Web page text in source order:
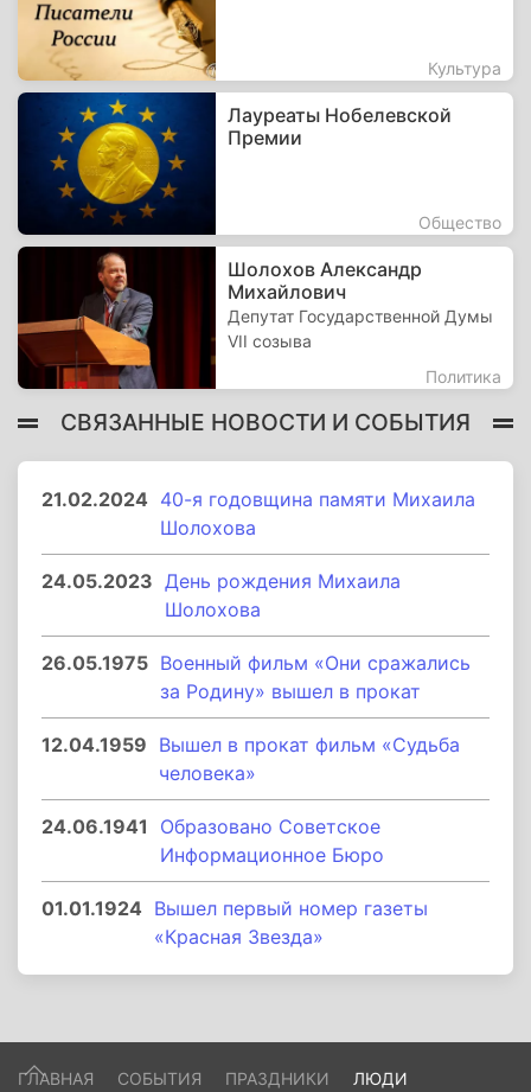
Культура
Лауреаты Нобелевской
Премии
Общество
Шолохов Александр
Михайлович
Депутат Государственной Думы
VII созыва
Политика
СВЯЗАННЫЕ НОВОСТИ И СОБЫТИЯ
21.02.2024 40-я годовщина памяти Михаила
Шолохова
24.05.2023 День рождения Михаила
Шолохова
26.05.1975 Военный фильм «Они сражались
за Родину» вышел в прокат
12.04.1959 Вышел в прокат фильм «Судьба
человека»
24.06.1941
Образовано Советское
Информационное Бюро
01.01.1924 Вышел первый номер газеты
«Красная Звезда»
ГЛАВНАЯ СОБЫТИЯ ПРАЗДНИКИ
ЛЮДИ